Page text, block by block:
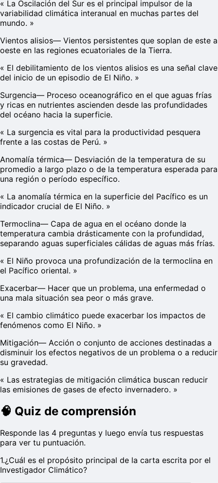
« La Oscilación del Sur es el principal impulsor de la
variabilidad climática interanual en muchas partes del
mundo. »
Vientos alisios— Vientos persistentes que soplan de este a
oeste en las regiones ecuatoriales de la Tierra.
« El debilitamiento de los vientos alisios es una señal clave
del inicio de un episodio de El Niño. »
Surgencia— Proceso oceanográfico en el que aguas frías
y ricas en nutrientes ascienden desde las profundidades
del océano hacia la superficie.
« La surgencia es vital para la productividad pesquera
frente a las costas de Perú. »
Anomalía térmica— Desviación de la temperatura de su
promedio a largo plazo o de la temperatura esperada para
una región o período específico.
« La anomalía térmica en la superficie del Pacífico es un
indicador crucial de El Niño. »
Termoclina— Capa de agua en el océano donde la
temperatura cambia drásticamente con la profundidad,
separando aguas superficiales cálidas de aguas más frías.
« El Niño provoca una profundización de la termoclina en
el Pacífico oriental. »
Exacerbar— Hacer que un problema, una enfermedad o
una mala situación sea peor o más grave.
« El cambio climático puede exacerbar los impactos de
fenómenos como El Niño. »
Mitigación— Acción o conjunto de acciones destinadas a
disminuir los efectos negativos de un problema o a reducir
su gravedad.
« Las estrategias de mitigación climática buscan reducir
las emisiones de gases de efecto invernadero. »
🧠 Quiz de comprensión
Responde las 4 preguntas y luego envía tus respuestas
para ver tu puntuación.
1.¿Cuál es el propósito principal de la carta escrita por el
Investigador Climático?